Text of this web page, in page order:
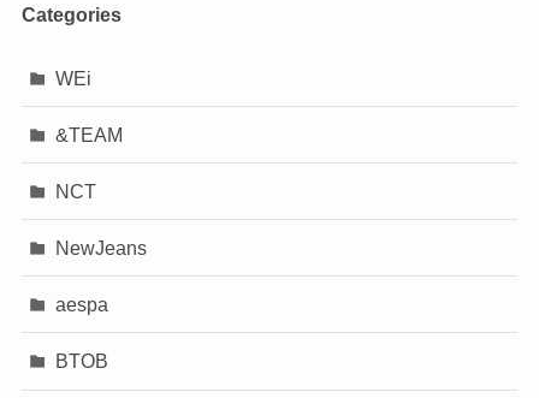
Categories
WEi
&TEAM
NCT
NewJeans
aespa
BTOB